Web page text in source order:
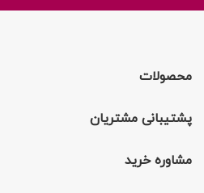
محصولات
پشتیبانی مشتریان
مشاوره خرید